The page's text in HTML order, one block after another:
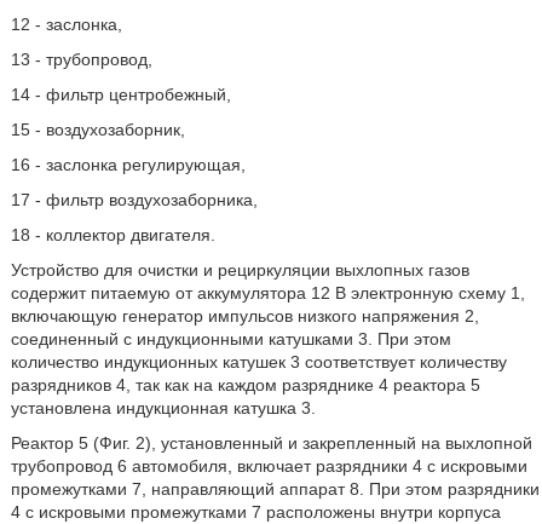
12 - заслонка,
13 - трубопровод,
14 - фильтр центробежный,
15 - воздухозаборник,
16 - заслонка регулирующая,
17 - фильтр воздухозаборника,
18 - коллектор двигателя.
Устройство для очистки и рециркуляции выхлопных газов
содержит питаемую от аккумулятора 12 В электронную схему 1,
включающую генератор импульсов низкого напряжения 2,
соединенный с индукционными катушками 3. При этом
количество индукционных катушек 3 соответствует количеству
разрядников 4, так как на каждом разряднике 4 реактора 5
установлена индукционная катушка 3.
Реактор 5 (Фиг. 2), установленный и закрепленный на выхлопной
трубопровод 6 автомобиля, включает разрядники 4 с искровыми
промежутками 7, направляющий аппарат 8. При этом разрядники
4 с искровыми промежутками 7 расположены внутри корпуса